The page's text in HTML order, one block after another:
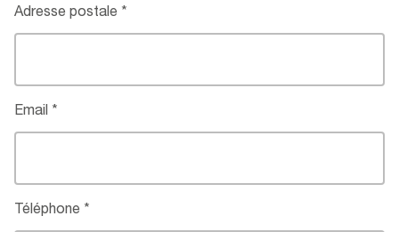
Adresse postale
Email
Téléphone